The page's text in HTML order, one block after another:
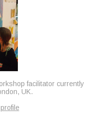
facilitator currently
UK.